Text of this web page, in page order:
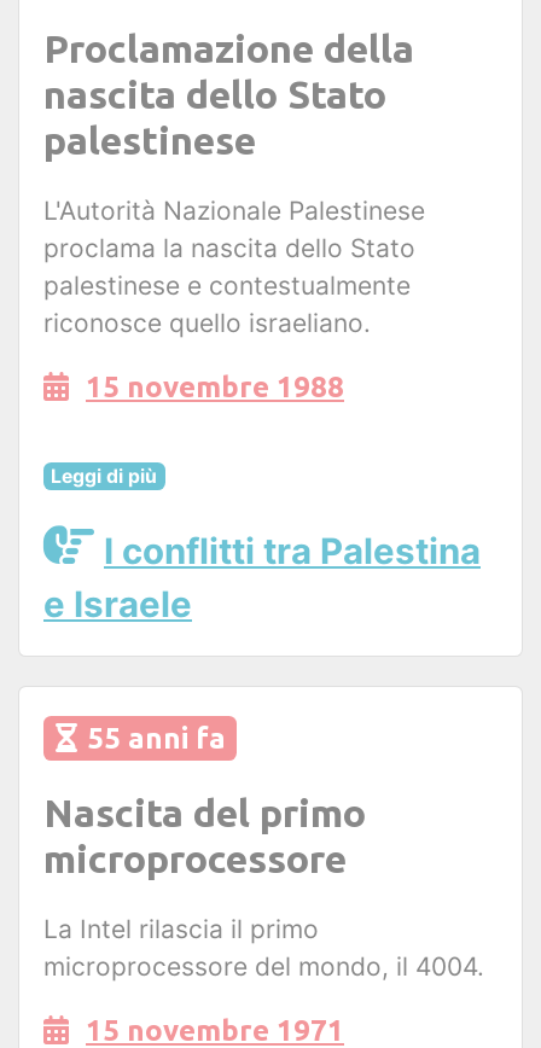
Proclamazione della
nascita dello Stato
palestinese
L'Autorità Nazionale Palestinese
proclama la nascita dello Stato
palestinese e contestualmente
riconosce quello israeliano.
15 novembre 1988
Leggi di più
I conflitti tra Palestina
e Israele
55 anni fa
Nascita del primo
microprocessore
La Intel rilascia il primo
microprocessore del mondo, il 4004.
15 novembre 1971